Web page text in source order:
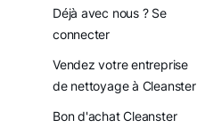
Déjà avec nous ? Se
connecter
Vendez votre entreprise
de nettoyage à Cleanster
Bon d'achat Cleanster